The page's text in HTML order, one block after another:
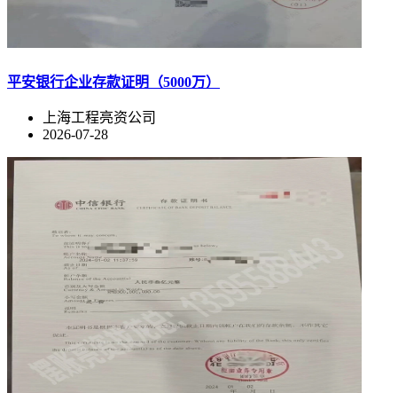
平安银行企业存款证明（5000万）
上海工程亮资公司
2026-07-28